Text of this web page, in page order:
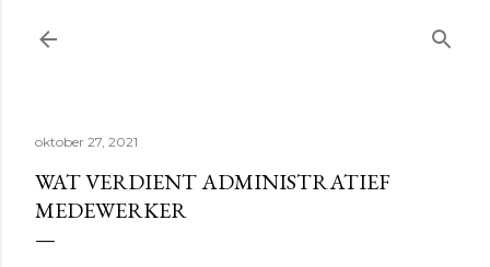
oktober 27, 2021
WAT VERDIENT ADMINISTRATIEF
MEDEWERKER